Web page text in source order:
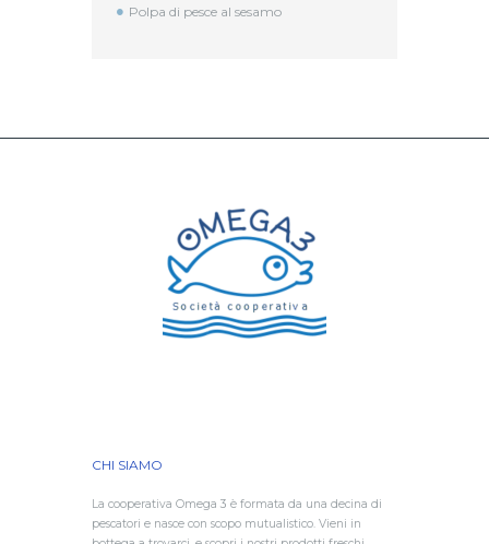
Polpa di pesce al sesamo
CHI SIAMO
La cooperativa Omega 3 è formata da una decina di
pescatori e nasce con scopo mutualistico. Vieni in